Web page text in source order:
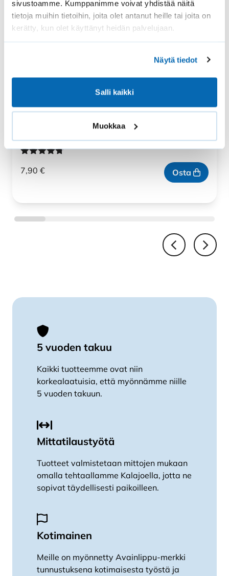
sivustoamme. Kumppanimme voivat yhdistää näitä
tietoja muihin tietoihin, joita olet antanut heille tai joita on
kerätty, kun olet käyttänyt heidän palvelujaan.
Näytä tiedot
Salli kaikki
Muokkaa
SOLAR-sälekaihtimen AGRP-kannake
AGRP-kannake soveltuu käytettäväksi, kun lasituslistan
tuotteesta:
7,90 € Osta
5 vuoden takuu
Kaikki tuotteemme ovat niin
korkealaatuisia, että myönnämme niille
5 vuoden takuun.
Mittatilaustyötä
Tuotteet valmistetaan mittojen mukaan
omalla tehtaallamme Kalajoella, jotta ne
sopivat täydellisesti paikoilleen.
Kotimainen
Meille on myönnetty Avainlippu-merkki
tunnustuksena kotimaisesta työstä ja